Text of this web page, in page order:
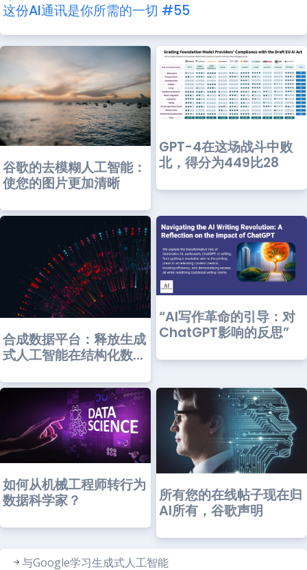
这份AI通讯是你所需的一切 #55
谷歌的去模糊人工智能：
使您的图片更加清晰
GPT-4在这场战斗中败
北，得分为449比28
合成数据平台：释放生成
式人工智能在结构化数...
“AI写作革命的引导：对
ChatGPT影响的反思”
如何从机械工程师转行为
数据科学家？
所有您的在线帖子现在归
AI所有，谷歌声明
与Google学习生成式人工智能